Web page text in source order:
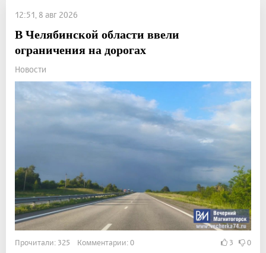
12:51, 8 авг 2026
В Челябинской области ввели
ограничения на дорогах
Новости
Прочитали: 325 Комментарии: 0 3 0